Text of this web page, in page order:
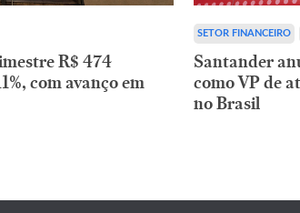
R$ 474
com avanço em
SETOR FINANCEIRO
Santander
como VP de
no Brasil